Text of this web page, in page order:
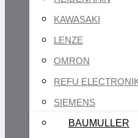
KAWASAKI
LENZE
OMRON
REFU
SIEMENS
BAUMULLER